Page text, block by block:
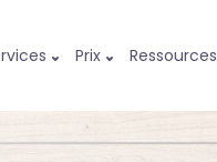
Prix Ressources